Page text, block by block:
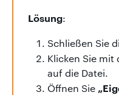
Lösung:
Schließen Sie
Klicken Sie mit
auf die Datei.
Öffnen Sie